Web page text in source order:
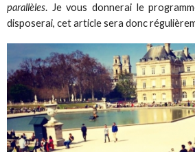
parallèles. Je vous donnerai le
disposerai, cet article sera donc